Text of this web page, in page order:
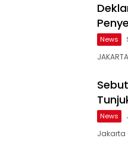
News
News
Jakarta